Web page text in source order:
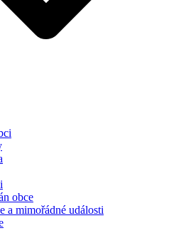
obce
a mimořádné události